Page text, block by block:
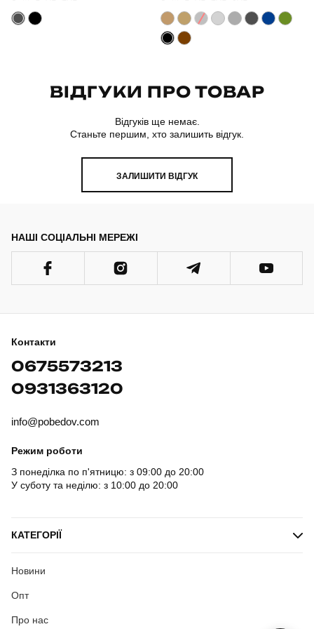
ВІДГУКИ ПРО ТОВАР
Відгуків ще немає.
Станьте першим, хто залишить відгук.
ЗАЛИШИТИ ВІДГУК
НАШІ СОЦІАЛЬНІ МЕРЕЖІ
Контакти
0675573213
0931363120
info@pobedov.com
Режим роботи
З понеділка по п'ятницю: з 09:00 до 20:00
У суботу та неділю: з 10:00 до 20:00
КАТЕГОРІЇ
Новини
Опт
Про нас